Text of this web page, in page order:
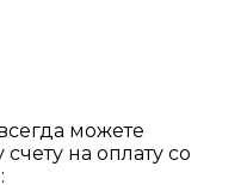
можете
на оплату со